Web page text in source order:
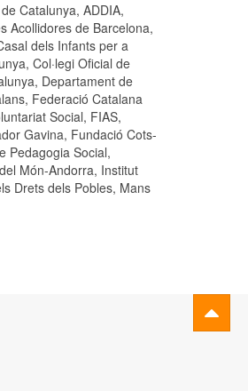
Catalunya, ADDIA,
Acollidores de Barcelona,
dels Infants per a
Col·legi Oficial de
Departament de
Federació Catalana
Social, FIAS,
Gavina, Fundació Cots-
Pedagogia Social,
Món-Andorra, Institut
Drets dels Pobles, Mans